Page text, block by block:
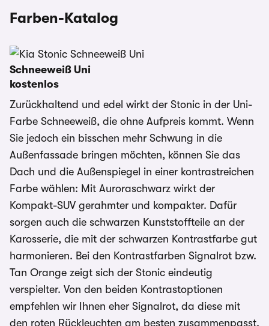
Farben-Katalog
Schneeweiß Uni
kostenlos
Zurückhaltend und edel wirkt der Stonic in der Uni-
Farbe Schneeweiß, die ohne Aufpreis kommt. Wenn
Sie jedoch ein bisschen mehr Schwung in die
Außenfassade bringen möchten, können Sie das
Dach und die Außenspiegel in einer kontrastreichen
Farbe wählen: Mit Auroraschwarz wirkt der
Kompakt-SUV gerahmter und kompakter. Dafür
sorgen auch die schwarzen Kunststoffteile an der
Karosserie, die mit der schwarzen Kontrastfarbe gut
harmonieren. Bei den Kontrastfarben Signalrot bzw.
Tan Orange zeigt sich der Stonic eindeutig
verspielter. Von den beiden Kontrastoptionen
empfehlen wir Ihnen eher Signalrot, da diese mit
den roten Rückleuchten am besten zusammenpasst.